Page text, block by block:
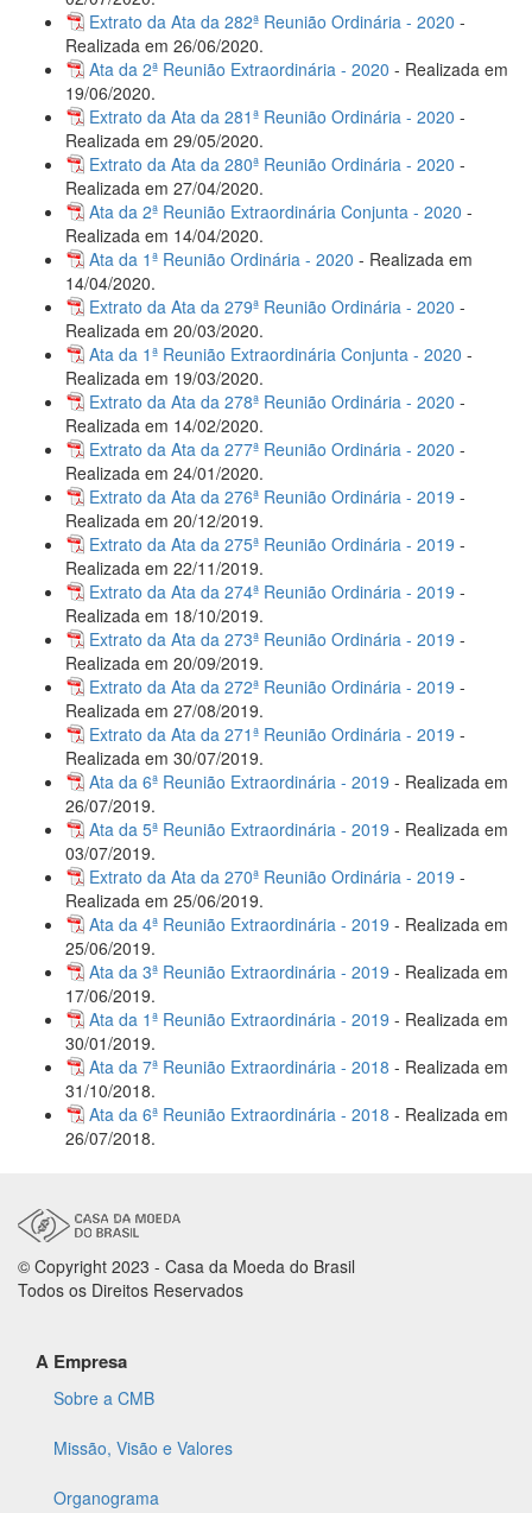
Extrato da Ata da 282ª Reunião Ordinária - 2020 -
Realizada em 26/06/2020.
Ata da 2ª Reunião Extraordinária - 2020 - Realizada em
19/06/2020.
Extrato da Ata da 281ª Reunião Ordinária - 2020 -
Realizada em 29/05/2020.
Extrato da Ata da 280ª Reunião Ordinária - 2020 -
Realizada em 27/04/2020.
Ata da 2ª Reunião Extraordinária Conjunta - 2020 -
Realizada em 14/04/2020.
Ata da 1ª Reunião Ordinária - 2020 - Realizada em
14/04/2020.
Extrato da Ata da 279ª Reunião Ordinária - 2020 -
Realizada em 20/03/2020.
Ata da 1ª Reunião Extraordinária Conjunta - 2020 -
Realizada em 19/03/2020.
Extrato da Ata da 278ª Reunião Ordinária - 2020 -
Realizada em 14/02/2020.
Extrato da Ata da 277ª Reunião Ordinária - 2020 -
Realizada em 24/01/2020.
Extrato da Ata da 276ª Reunião Ordinária - 2019 -
Realizada em 20/12/2019.
Extrato da Ata da 275ª Reunião Ordinária - 2019 -
Realizada em 22/11/2019.
Extrato da Ata da 274ª Reunião Ordinária - 2019 -
Realizada em 18/10/2019.
Extrato da Ata da 273ª Reunião Ordinária - 2019 -
Realizada em 20/09/2019.
Extrato da Ata da 272ª Reunião Ordinária - 2019 -
Realizada em 27/08/2019.
Extrato da Ata da 271ª Reunião Ordinária - 2019 -
Realizada em 30/07/2019.
Ata da 6ª Reunião Extraordinária - 2019 - Realizada em
26/07/2019.
Ata da 5ª Reunião Extraordinária - 2019 - Realizada em
03/07/2019.
Extrato da Ata da 270ª Reunião Ordinária - 2019 -
Realizada em 25/06/2019.
Ata da 4ª Reunião Extraordinária - 2019 - Realizada em
25/06/2019.
Ata da 3ª Reunião Extraordinária - 2019 - Realizada em
17/06/2019.
Ata da 1ª Reunião Extraordinária - 2019 - Realizada em
30/01/2019.
Ata da 7ª Reunião Extraordinária - 2018 - Realizada em
31/10/2018.
Ata da 6ª Reunião Extraordinária - 2018 - Realizada em
26/07/2018.
© Copyright 2023 - Casa da Moeda do Brasil
Todos os Direitos Reservados
A Empresa
Sobre a CMB
Missão, Visão e Valores
Organograma